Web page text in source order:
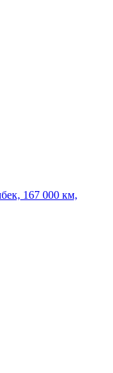
167 000 км,